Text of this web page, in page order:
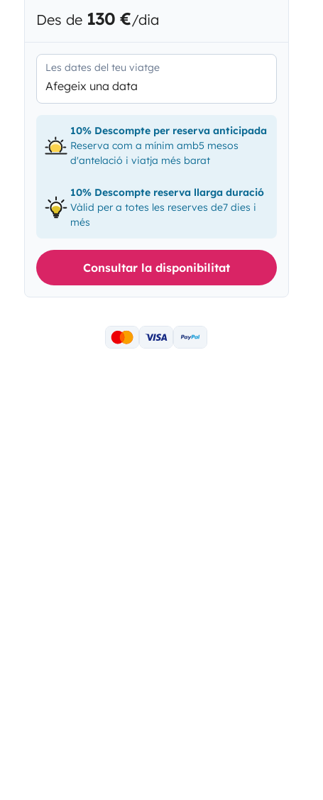
Des de 130 €/dia
Les dates del teu viatge
Afegeix una data
10% Descompte per reserva anticipada
Reserva com a mínim amb5 mesos
d'antelació i viatja més barat
10% Descompte reserva llarga duració
Vàlid per a totes les reserves de7 dies i
més
Consultar la disponibilitat